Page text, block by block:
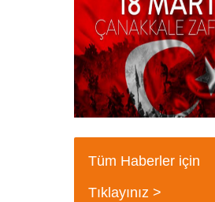
+
18 Mart Çanakkale Şehitleri
+
Tüm Haberler için
Tıklayınız >